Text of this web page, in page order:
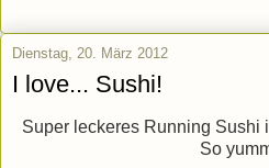
Dienstag, 20. März 2012
I love... Sushi!
Super leckeres Running Sushi
So